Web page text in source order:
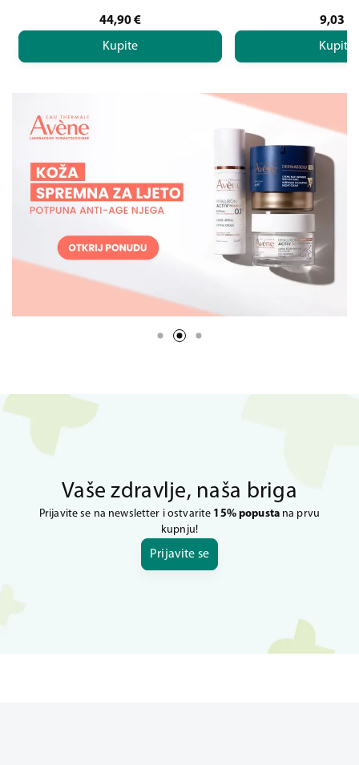
44,90€
Kupite
9,03
Kupite
Vaše zdravlje, naša briga
Prijavite se na newsletter i ostvarite 15% popustana prvu
kupnju!
Prijavite se